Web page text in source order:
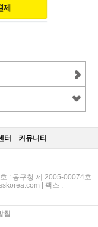
터 커뮤니티
: 동구청 제 2005-00074호
| 팩스 :
침